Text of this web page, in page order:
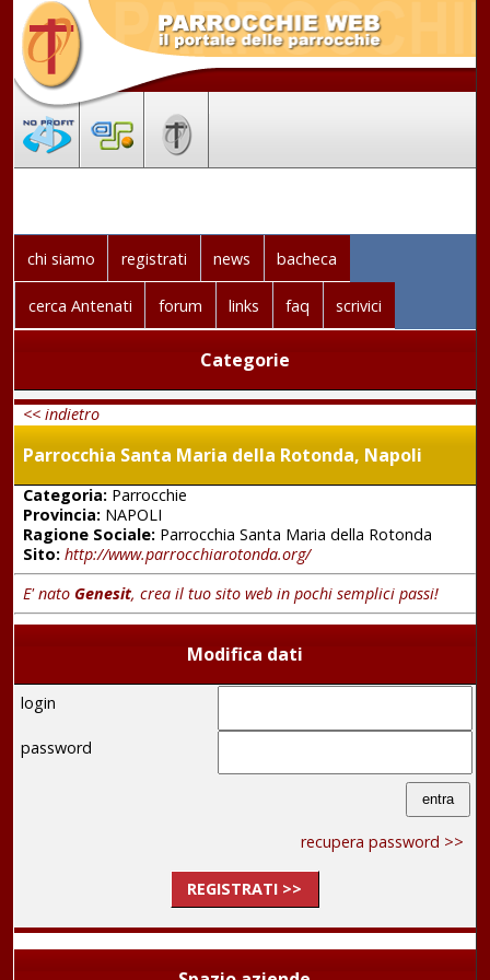
chi siamo registrati news bacheca
cerca Antenati forum links faq scrivici
Categorie
<< indietro
Parrocchia Santa Maria della Rotonda, Napoli
Categoria:Parrocchie
Provincia:NAPOLI
Ragione Sociale:Parrocchia Santa Maria della Rotonda
Sito: http://www.parrocchiarotonda.org/
E' nato Genesit, crea il tuo sito web in pochi semplici passi!
Modifica dati
login
password
recupera password >>
REGISTRATI >>